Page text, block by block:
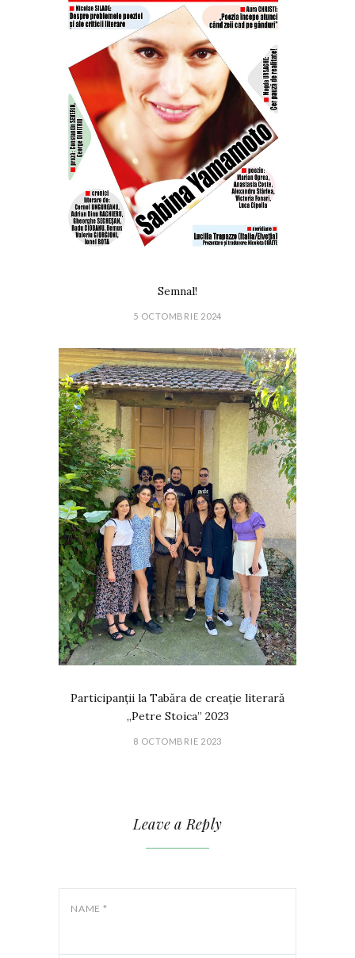
Semnal!
5 OCTOMBRIE 2024
Participanții la Tabăra de creație literară
„Petre Stoica” 2023
8 OCTOMBRIE 2023
Leave a Reply
NAME *